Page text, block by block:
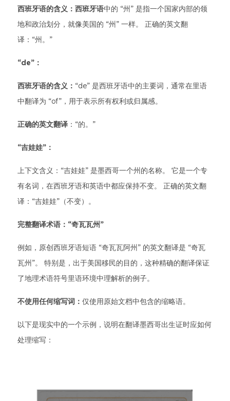
西班牙语的含义：西班牙语中的 “州” 是指一个国家内部的领
地和政治划分，就像美国的 “州” 一样。 正确的英文翻
译：“州。”
“de”：
西班牙语的含义： “de” 是西班牙语中的主要词，通常在里语
中翻译为 “of”，用于表示所有权利或归属感。
正确的英文翻译 ：“的。”
“吉娃娃”：
上下文含义：“吉娃娃” 是墨西哥一个州的名称。 它是一个专
有名词，在西班牙语和英语中都应保持不变。 正确的英文翻
译：“吉娃娃”（不变）。
完整翻译术语：“奇瓦瓦州”
例如，原创西班牙语短语 “奇瓦瓦阿州” 的英文翻译是 “奇瓦
瓦州”。 特别是，出于美国移民的目的，这种精确的翻译保证
了地理术语符号里语环境中理解析的例子。
不使用任何缩写词： 仅使用原始文档中包含的缩略语。
以下是现实中的一个示例，说明在翻译墨西哥出生证时应如何
处理缩写：